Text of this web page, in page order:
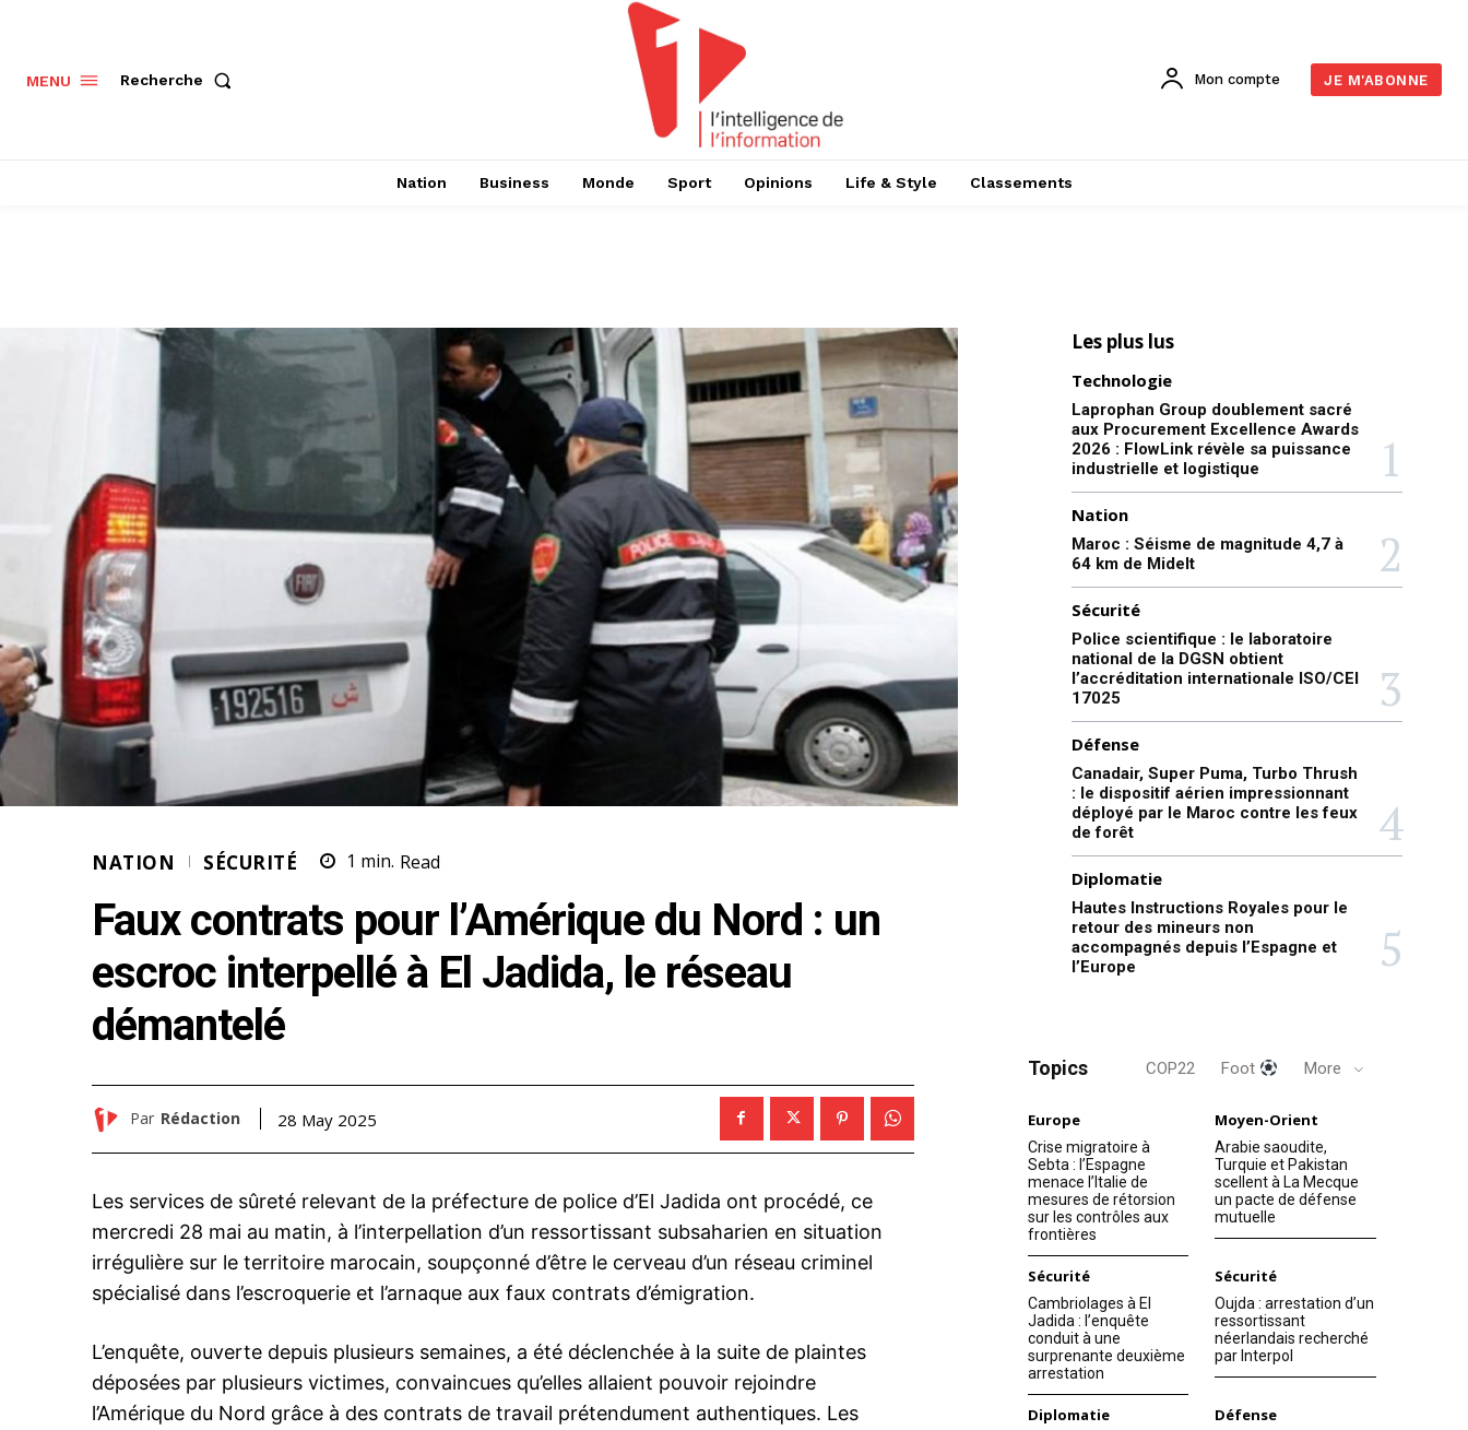
MENU Recherche Mon compte JE M'ABONNE
Nation Business Monde Sport Opinions Life & Style Classements
NATION SÉCURITÉ 1 min. Read
Faux contrats pour l’Amérique du Nord : un
escroc interpellé à El Jadida, le réseau
démantelé
Par Rédaction 28 May 2025
Les services de sûreté relevant de la préfecture de police d’El Jadida ont procédé, ce
mercredi 28 mai au matin, à l’interpellation d’un ressortissant subsaharien en situation
irrégulière sur le territoire marocain, soupçonné d’être le cerveau d’un réseau criminel
spécialisé dans l’escroquerie et l’arnaque aux faux contrats d’émigration.
L’enquête, ouverte depuis plusieurs semaines, a été déclenchée à la suite de plaintes
déposées par plusieurs victimes, convaincues qu’elles allaient pouvoir rejoindre
l’Amérique du Nord grâce à des contrats de travail prétendument authentiques. Les
Les plus lus
Technologie
Laprophan Group doublement sacré
aux Procurement Excellence Awards
2026 : FlowLink révèle sa puissance
industrielle et logistique
Nation
Maroc : Séisme de magnitude 4,7 à
64 km de Midelt
Sécurité
Police scientifique : le laboratoire
national de la DGSN obtient
l’accréditation internationale ISO/CEI
17025
Défense
Canadair, Super Puma, Turbo Thrush
: le dispositif aérien impressionnant
déployé par le Maroc contre les feux
de forêt
Diplomatie
Hautes Instructions Royales pour le
retour des mineurs non
accompagnés depuis l’Espagne et
l’Europe
Topics COP22 Foot More
Europe
Crise migratoire à
Sebta : l’Espagne
menace l’Italie de
mesures de rétorsion
sur les contrôles aux
frontières
Moyen-Orient
Arabie saoudite,
Turquie et Pakistan
scellent à La Mecque
un pacte de défense
mutuelle
Sécurité
Cambriolages à El
Jadida : l’enquête
conduit à une
surprenante deuxième
arrestation
Sécurité
Oujda : arrestation d’un
ressortissant
néerlandais recherché
par Interpol
Diplomatie Défense